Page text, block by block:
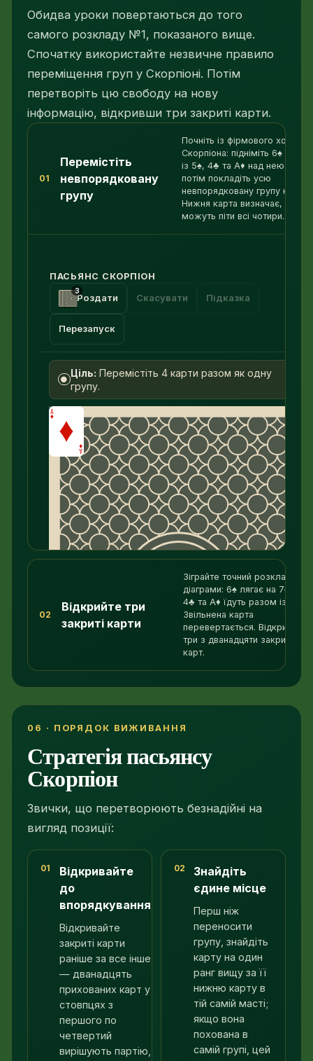
Обидва уроки повертаються до того
самого розкладу №1, показаного вище.
Спочатку використайте незвичне правило
переміщення груп у Скорпіоні. Потім
перетворіть цю свободу на нову
інформацію, відкривши три закриті карти.
01
Перемістіть
невпорядковану
групу
Почніть із фірмового ходу
Скорпіона: підніміть 6♠ разом
із 5♠, 4♣ та A♦ над нею, а
потім покладіть усю
невпорядковану групу на 7♠.
Нижня карта визначає, куди
можуть піти всі чотири.
ПАСЬЯНС СКОРПІОН
3
Роздати Скасувати Підказка
Перезапуск
●
Ціль: Перемістіть 4 карти разом як одну
групу.
Переміщуйтеся полем клавішами зі
стрілками. Натисніть Enter або пробіл, щоб
вибрати й покласти карту. Escape скасовує
вибір.0
02
Відкрийте три
закриті карти
Зіграйте точний розклад із
діаграми: 6♠ лягає на 7♠, а
4♣ та A♦ їдуть разом із нею.
Звільнена карта
перевертається. Відкрийте
три з дванадцяти закритих
карт.
06 · ПОРЯДОК ВИЖИВАННЯ
Стратегія пасьянсу
Скорпіон
Звички, що перетворюють безнадійні на
вигляд позиції:
01
Відкривайте
до
впорядкування
Відкривайте
закриті карти
раніше за все інше
— дванадцять
прихованих карт у
стовпцях з
першого по
четвертий
вирішують партію,
02
Знайдіть
єдине місце
Перш ніж
переносити
групу, знайдіть
карту на один
ранг вищу за її
нижню карту в
тій самій масті;
якщо вона
похована в
самій групі, цей